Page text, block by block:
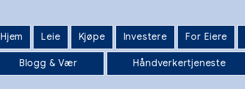
Hjem Leie Kjøpe Investere For Eiere
Blogg & Vær Håndverkertjeneste